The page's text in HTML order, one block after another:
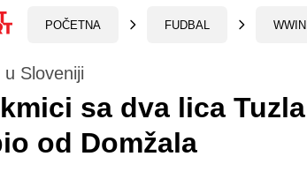
POČETNA FUDBAL
Sloveniji
sa dva lica
od Domžala